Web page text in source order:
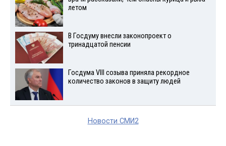
летом
В Госдуму внесли законопроект о
тринадцатой пенсии
Госдума VIII созыва приняла рекордное
количество законов в защиту людей
Новости СМИ2